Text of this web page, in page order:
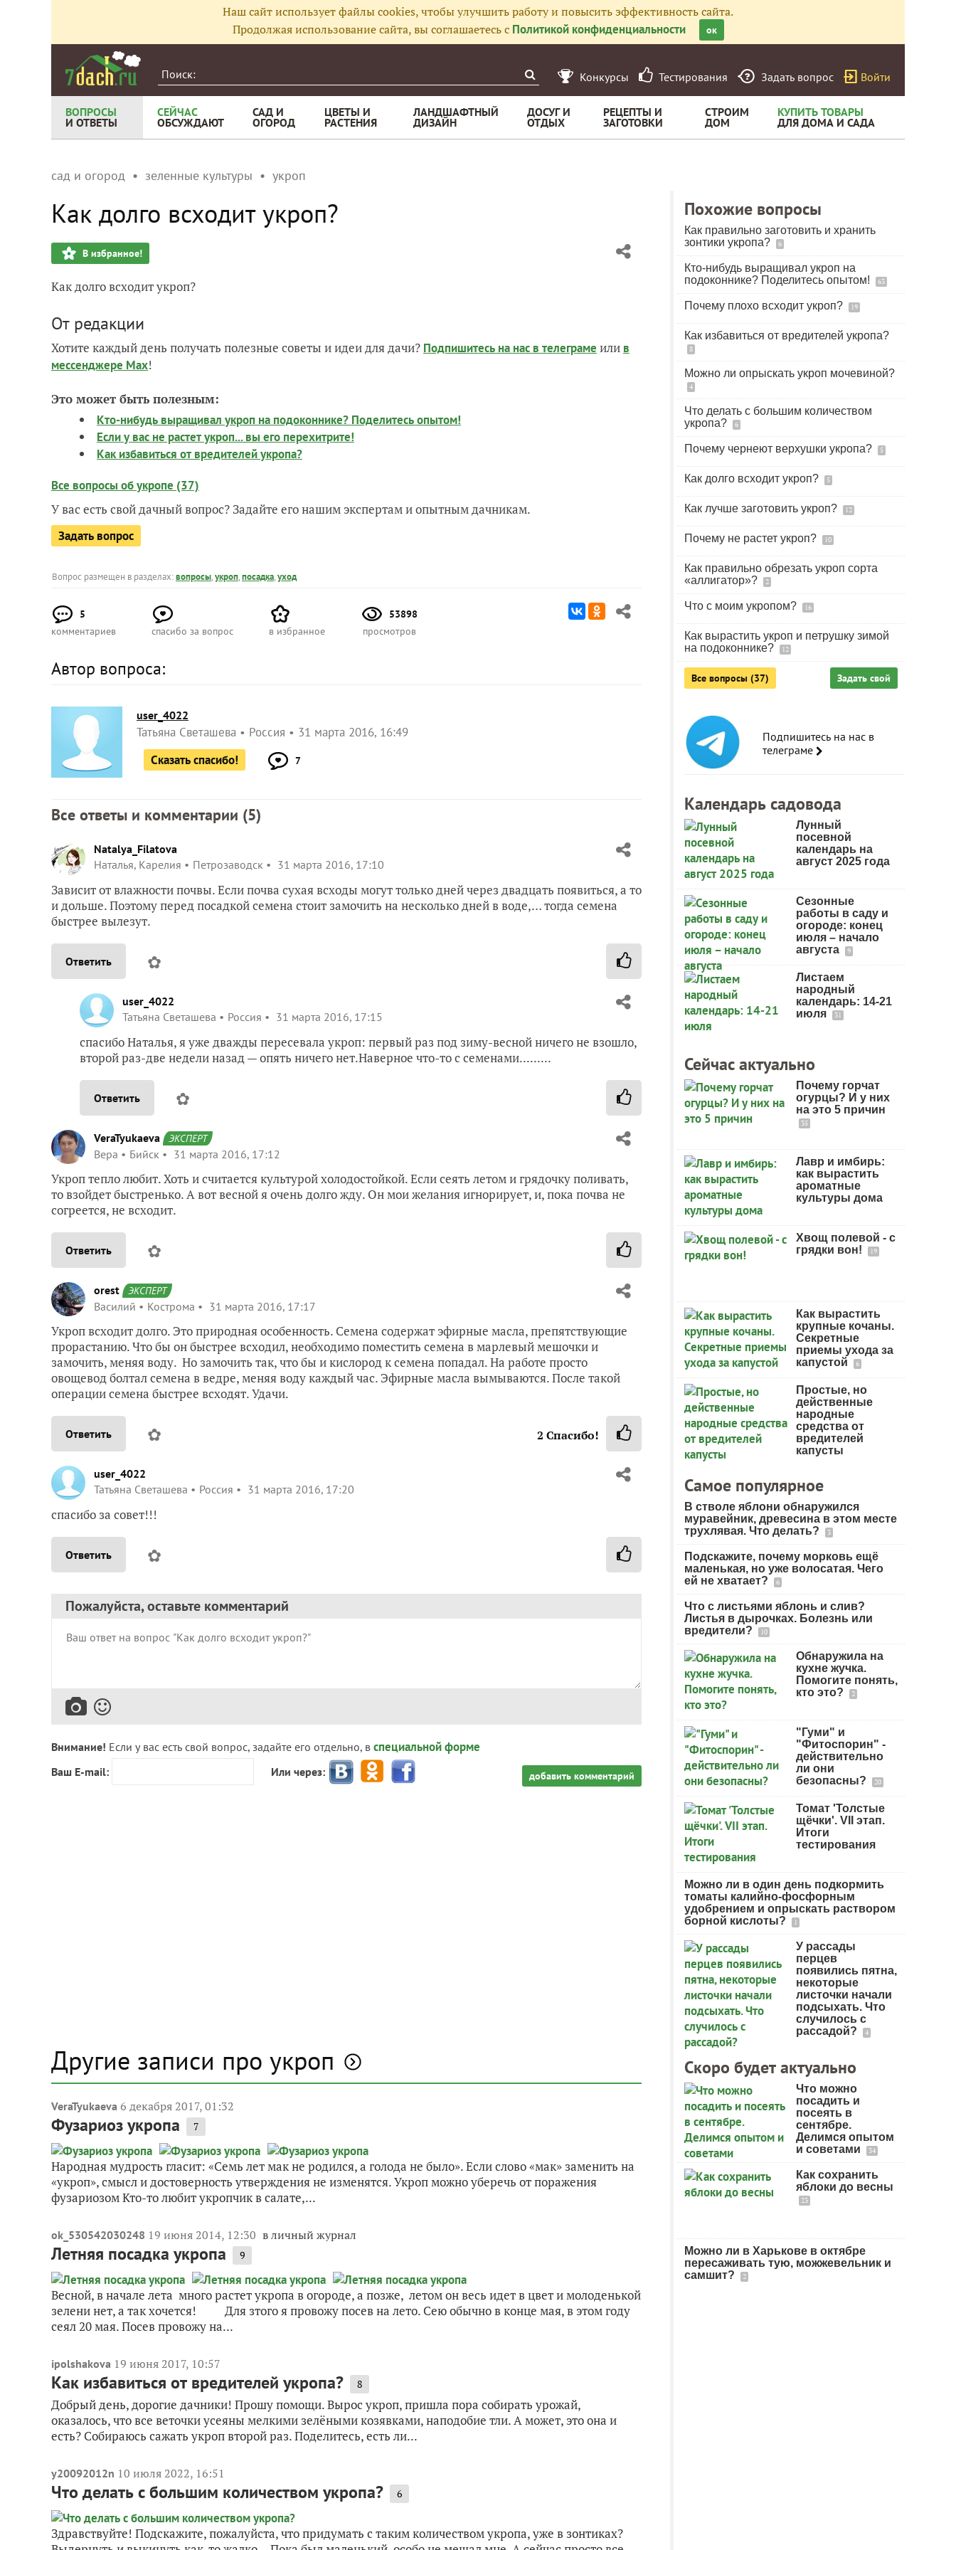
Наш сайт использует файлы cookies, чтобы улучшить работу и повысить эффективность сайта.
Продолжая использование сайта, вы соглашаетесь с Политикой конфиденциальности ок
Конкурсы Тестирования Задать вопрос Войти
ВОПРОСЫ
И ОТВЕТЫ
СЕЙЧАС
ОБСУЖДАЮТ
САД И
ОГОРОД
ЦВЕТЫ И
РАСТЕНИЯ
ЛАНДШАФТНЫЙ
ДИЗАЙН
ДОСУГ И
ОТДЫХ
РЕЦЕПТЫ И
ЗАГОТОВКИ
СТРОИМ
ДОМ
КУПИТЬ ТОВАРЫ
ДЛЯ ДОМА И САДА
сад и огород зеленные культуры укроп
Как долго всходит укроп?
В избранное!
Как долго всходит укроп?
От редакции
Хотите каждый день получать полезные советы и идеи для дачи? Подпишитесь на нас в телеграме или в
мессенджере Max!
Это может быть полезным:
Кто-нибудь выращивал укроп на подоконнике? Поделитесь опытом!
Если у вас не растет укроп... вы его перехитрите!
Как избавиться от вредителей укропа?
Все вопросы об укропе (37)
У вас есть свой дачный вопрос? Задайте его нашим экспертам и опытным дачникам.
Задать вопрос
Вопрос размещен в разделах:вопросы,укроп,посадка,уход
5
комментариев
спасибо за вопрос в избранное
53898
просмотров
Автор вопроса:
user_4022
Татьяна Светашева Россия
31 марта 2016, 16:49
Сказать спасибо!
7
Все ответы и комментарии (5)
Natalya_Filatova
Наталья, Карелия
Петрозаводск 31 марта 2016, 17:10
Зависит от влажности почвы. Если почва сухая всходы могут только дней через двадцать появиться, а то
и дольше. Поэтому перед посадкой семена стоит замочить на несколько дней в воде,… тогда семена
быстрее вылезут.
Ответить ✿
user_4022
Татьяна Светашева
Россия 31 марта 2016, 17:15
спасибо Наталья, я уже дважды пересевала укроп: первый раз под зиму-весной ничего не взошло,
второй раз-две недели назад — опять ничего нет.Наверное что-то с семенами.........
Ответить ✿
VeraTyukaeva ЭКСПЕРТ
Вера Бийск 31 марта 2016, 17:12
Укроп тепло любит. Хоть и считается культурой холодостойкой. Если сеять летом и грядочку поливать,
то взойдет быстренько. А вот весной я очень долго жду. Он мои желания игнорирует, и, пока почва не
согреется, не всходит.
Ответить ✿
orest ЭКСПЕРТ
Василий Кострома 31 марта 2016, 17:17
Укроп всходит долго. Это природная особенность. Семена содержат эфирные масла, препятствующие
прорастанию. Что бы он быстрее всходил, необходимо поместить семена в марлевый мешочки и
замочить, меняя воду. Но замочить так, что бы и кислород к семена попадал. На работе просто
овощевод болтал семена в ведре, меняя воду каждый час. Эфирные масла вымываются. После такой
операции семена быстрее всходят. Удачи.
Ответить ✿ 2 Спасибо!
user_4022
Татьяна Светашева
Россия 31 марта 2016, 17:20
спасибо за совет!!!
Ответить ✿
Пожалуйста, оставьте комментарий
Внимание! Если у вас есть свой вопрос, задайте его отдельно, в специальной форме
Ваш E-mail: Или через: добавить комментарий
Другие записи про укроп
VeraTyukaeva 6 декабря 2017, 01:32
Фузариоз укропа 7
Народная мудрость гласит: «Семь лет мак не родился, а голода не было». Если слово «мак» заменить на
«укроп», смысл и достоверность утверждения не изменятся. Укроп можно уберечь от поражения
фузариозом Кто-то любит укропчик в салате,...
ok_530542030248 19 июня 2014, 12:30 в личный журнал
Летняя посадка укропа 9
Весной, в начале лета много растет укропа в огороде, а позже, летом он весь идет в цвет и молоденькой
зелени нет, а так хочется! Для зтого я провожу посев на лето. Сею обычно в конце мая, в этом году
сеял 20 мая. Посев провожу на...
ipolshakova 19 июня 2017, 10:57
Как избавиться от вредителей укропа? 8
Добрый день, дорогие дачники! Прошу помощи. Вырос укроп, пришла пора собирать урожай,
оказалось, что все веточки усеяны мелкими зелёными козявками, наподобие тли. А может, это она и
есть? Собираюсь сажать укроп второй раз. Поделитесь, есть ли...
y20092012n 10 июля 2022, 16:51
Что делать с большим количеством укропа? 6
Здравствуйте! Подскажите, пожалуйста, что придумать с таким количеством укропа, уже в зонтиках?
Похожие вопросы
Как правильно заготовить и хранить
зонтики укропа?
6
Кто-нибудь выращивал укроп на
подоконнике? Поделитесь опытом!
63
Почему плохо всходит укроп? 19
Как избавиться от вредителей укропа?
8
Можно ли опрыскать укроп мочевиной?
4
Что делать с большим количеством
укропа?
6
Почему чернеют верхушки укропа? 5
Как долго всходит укроп? 5
Как лучше заготовить укроп? 12
Почему не растет укроп? 10
Как правильно обрезать укроп сорта
«аллигатор»?
2
Что с моим укропом? 16
Как вырастить укроп и петрушку зимой
на подоконнике?
12
Все вопросы (37) Задать свой
Подпишитесь на нас в
телеграме
Календарь садовода
Лунный
посевной
календарь на
август 2025 года
Сезонные
работы в саду и
огороде: конец
июля – начало
августа
9
Листаем
народный
календарь: 14-21
июля
31
Сейчас актуально
Почему горчат
огурцы? И у них
на это 5 причин
35
Лавр и имбирь:
как вырастить
ароматные
культуры дома
Хвощ полевой - с
грядки вон!
19
Как вырастить
крупные кочаны.
Секретные
приемы ухода за
капустой
6
Простые, но
действенные
народные
средства от
вредителей
капусты
Самое популярное
В стволе яблони обнаружился
муравейник, древесина в этом месте
трухлявая. Что делать?
3
Подскажите, почему морковь ещё
маленькая, но уже волосатая. Чего
ей не хватает?
6
Что с листьями яблонь и слив?
Листья в дырочках. Болезнь или
вредители?
10
Обнаружила на
кухне жучка.
Помогите понять,
кто это?
2
"Гуми" и
"Фитоспорин" -
действительно
ли они
безопасны?
20
Томат 'Толстые
щёчки'. VII этап.
Итоги
тестирования
Можно ли в один день подкормить
томаты калийно-фосфорным
удобрением и опрыскать раствором
борной кислоты?
1
У рассады
перцев
появились пятна,
некоторые
листочки начали
подсыхать. Что
случилось с
рассадой?
4
Скоро будет актуально
Что можно
посадить и
посеять в
сентябре.
Делимся опытом
и советами
34
Как сохранить
яблоки до весны
23
Можно ли в Харькове в октябре
пересаживать тую, можжевельник и
самшит?
2